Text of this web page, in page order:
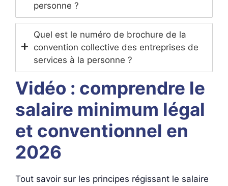
personne ?
Quel est le numéro de brochure de la
convention collective des entreprises de
services à la personne ?
Vidéo : comprendre le
salaire minimum légal
et conventionnel en
2026
Tout savoir sur les principes régissant le salaire